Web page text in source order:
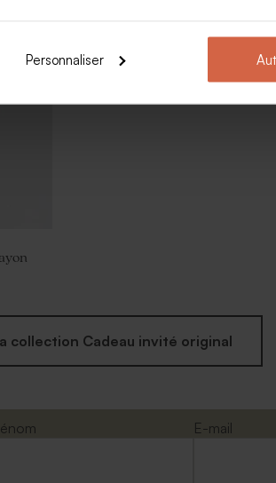
Personnaliser
collection Cadeau invité original
E-mail